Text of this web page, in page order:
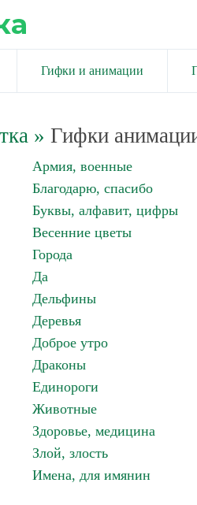
Гифки и анимации
» Гифки
Армия, военные
Благодарю, спасибо
Буквы, алфавит, цифры
Весенние цветы
Города
Да
Дельфины
Деревья
Доброе утро
Драконы
Единороги
Животные
Здоровье, медицина
Злой, злость
Имена, для имянин